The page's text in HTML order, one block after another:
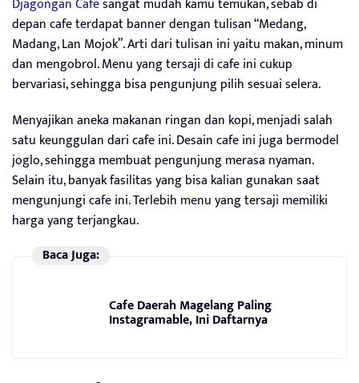
Djagongan Cafesangat mudah kamu temukan, sebab di
depan cafe terdapat banner dengan tulisan “Medang,
Madang, Lan Mojok”. Arti dari tulisan ini yaitu makan, minum
dan mengobrol. Menu yang tersaji di cafe ini cukup
bervariasi, sehingga bisa pengunjung pilih sesuai selera.
Menyajikan aneka makanan ringan dan kopi, menjadi salah
satu keunggulan dari cafe ini. Desain cafe ini juga bermodel
joglo, sehingga membuat pengunjung merasa nyaman.
Selain itu, banyak fasilitas yang bisa kalian gunakan saat
mengunjungi cafe ini. Terlebih menu yang tersaji memiliki
harga yang terjangkau.
Baca Juga:
Cafe Daerah Magelang Paling
Instagramable, Ini Daftarnya